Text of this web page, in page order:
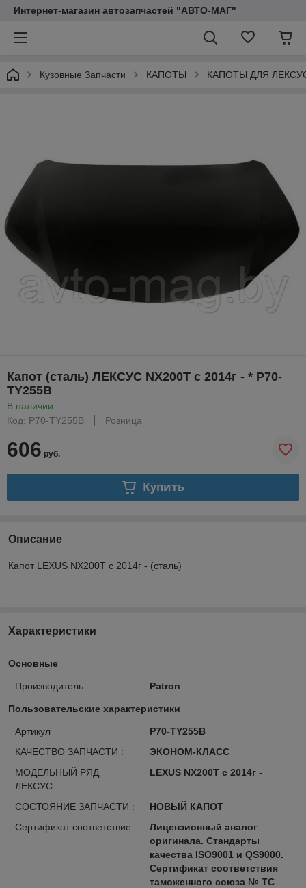
Интернет-магазин автозапчастей "АВТО-МАГ"
Кузовные Запчасти КАПОТЫ КАПОТЫ ДЛЯ
Капот (сталь) ЛЕКСУС NX200T с 2014г - * P70-
TY255B
В наличии
Код: P70-TY255B
Розница
606 руб.
Купить
Описание
Капот LEXUS NX200T с 2014г - (сталь)
Характеристики
Основные
Производитель Patron
Пользовательские характеристики
Артикул
P70-TY255B
КАЧЕСТВО ЗАПЧАСТИ :
ЭКОНОМ-КЛАСС
МОДЕЛЬНЫЙ РЯД
ЛЕКСУС :
LEXUS NX200T с 2014г -
СОСТОЯНИЕ ЗАПЧАСТИ :
НОВЫЙ КАПОТ
Сертификат соответствие :
Лицензионный аналог
оригинала. Стандарты
качества ISO9001 и QS9000.
Сертификат соответствия
таможенного союза № ТС